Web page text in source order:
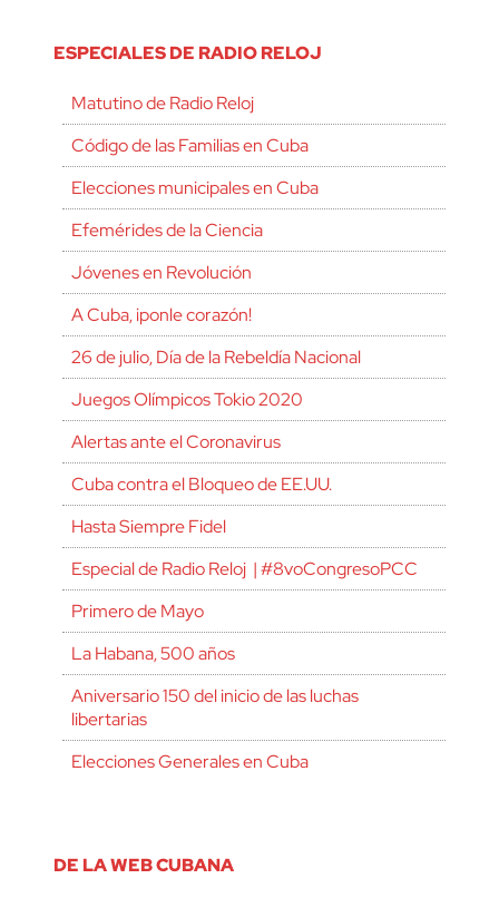
ESPECIALES DE RADIO RELOJ
Matutino de Radio Reloj
Código de las Familias en Cuba
Elecciones municipales en Cuba
Efemérides de la Ciencia
Jóvenes en Revolución
A Cuba, ¡ponle corazón!
26 de julio, Día de la Rebeldía Nacional
Juegos Olímpicos Tokio 2020
Alertas ante el Coronavirus
Cuba contra el Bloqueo de EE.UU.
Hasta Siempre Fidel
Especial de Radio Reloj | #8voCongresoPCC
Primero de Mayo
La Habana, 500 años
Aniversario 150 del inicio de las luchas
libertarias
Elecciones Generales en Cuba
DE LA WEB CUBANA